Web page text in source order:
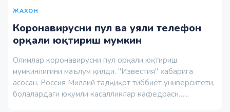
ЖАХОН
Коронавирусни пул ва уяли телефон
орқали юқтириш мумкин
Олимлар коронавирусни пул орқали юқтириш
мумкинлигини маълум қилди. "Известия" хабарига
асосан. Россия Миллий тадқиқот тиббиёт университети,
болалардаги юқумли касалликлар кафедраси…...